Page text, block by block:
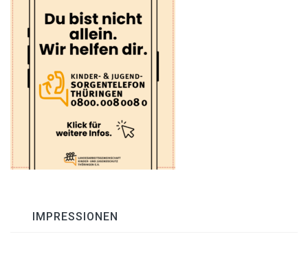
IMPRESSIONEN